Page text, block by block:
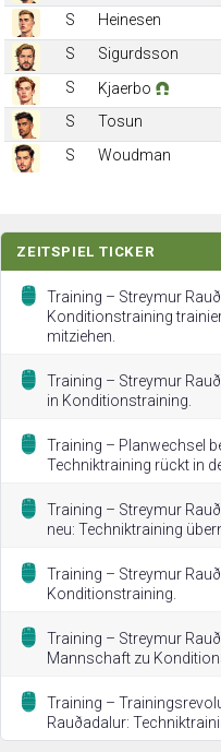
S
Heinesen
S
Sigurdsson
S
Kjaerbo
S
Tosun
S
Woudman
ZEITSPIEL TICKER
Training – Streymur
Konditionstraining
mitziehen.
Training – Streymur
in Konditionstraining.
Training – Planwechsel
Techniktraining rückt in
Training – Streymur
neu: Techniktraining
Training – Streymur
Konditionstraining.
Training – Streymur
Mannschaft zu
Training –
Rauðadalur: